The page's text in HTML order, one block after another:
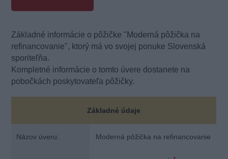
Základné informácie o pôžičke "Moderná pôžička na
refinancovanie", ktorý má vo svojej ponuke Slovenská
sporiteľňa.
Kompletné informácie o tomto úvere dostanete na
pobočkách poskytovateľa pôžičky.
Základné údaje
Názov úveru: Moderná pôžička na refinancovanie